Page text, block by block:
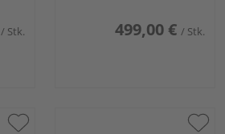
/ Stk. 499,00 € / Stk.